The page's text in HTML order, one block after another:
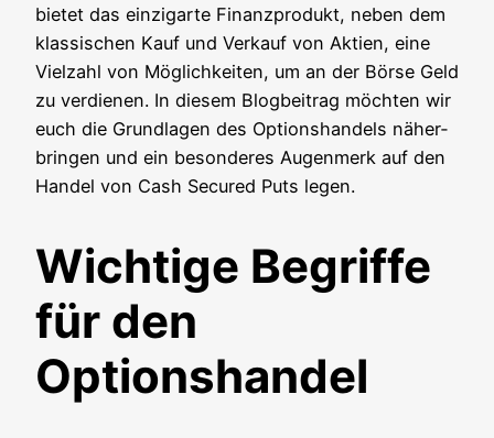
bie­tet das ein­zi­gar­te Finanz­pro­dukt, neben dem
klas­si­schen Kauf und Ver­kauf von Akti­en, eine
Viel­zahl von Mög­lich­kei­ten, um an der Bör­se Geld
zu ver­die­nen. In die­sem Blog­bei­trag möch­ten wir
euch die Grund­la­gen des Opti­ons­han­dels näher­
brin­gen und ein beson­de­res Augen­merk auf den
Han­del von Cash Secu­red Puts legen.
Wichtige Begriffe
für den
Optionshandel